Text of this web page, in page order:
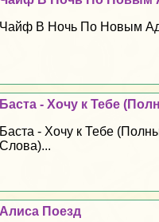
Чайф В Ночь По Новым
Баста - Хочу к Тебе
Баста - Хочу к Тебе
Слова)...
Алиса Поезд